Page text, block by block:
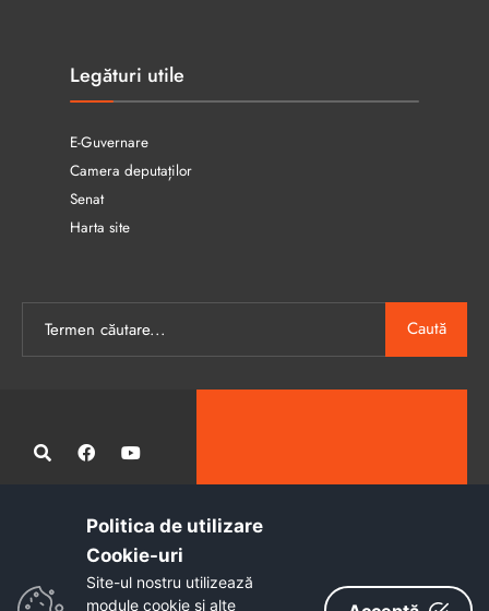
Legături utile
E-Guvernare
Camera deputaților
Senat
Harta site
Caută
Administrația publică locală informatizată, calitativă și accesibilă
Copyright © 2026 - Primăria Municipiului Petroșani
Politica de utilizare
Cookie-uri‎
Site-ul nostru utilizează
module cookie și alte